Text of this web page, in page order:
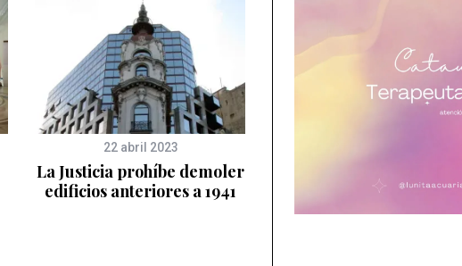
22 abril 2023
La Justicia prohíbe demoler
edificios anteriores a 1941